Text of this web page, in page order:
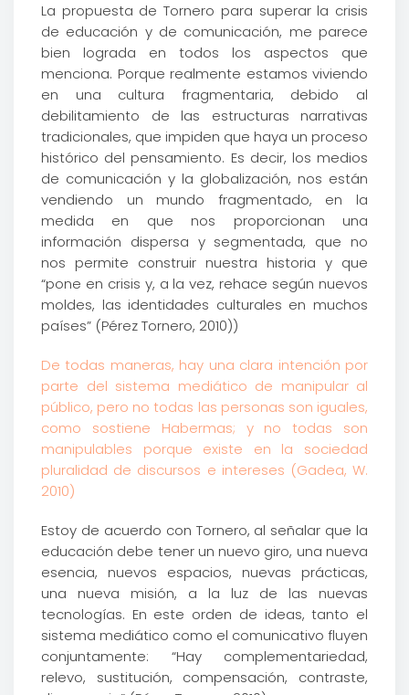
La propuesta de Tornero para superar la crisis
de educación y de comunicación, me parece
bien lograda en todos los aspectos que
menciona. Porque realmente estamos viviendo
en una cultura fragmentaria, debido al
debilitamiento de las estructuras narrativas
tradicionales, que impiden que haya un proceso
histórico del pensamiento. Es decir, los medios
de comunicación y la globalización, nos están
vendiendo un mundo fragmentado, en la
medida en que nos proporcionan una
información dispersa y segmentada, que no
nos permite construir nuestra historia y que
“pone en crisis y, a la vez, rehace según nuevos
moldes, las identidades culturales en muchos
países” (Pérez Tornero, 2010))
De todas maneras, hay una clara intención por
parte del sistema mediático de manipular al
público, pero no todas las personas son iguales,
como sostiene Habermas; y no todas son
manipulables porque existe en la sociedad
pluralidad de discursos e intereses (Gadea, W.
2010)
Estoy de acuerdo con Tornero, al señalar que la
educación debe tener un nuevo giro, una nueva
esencia, nuevos espacios, nuevas prácticas,
una nueva misión, a la luz de las nuevas
tecnologías. En este orden de ideas, tanto el
sistema mediático como el comunicativo fluyen
conjuntamente: “Hay complementariedad,
relevo, sustitución, compensación, contraste,